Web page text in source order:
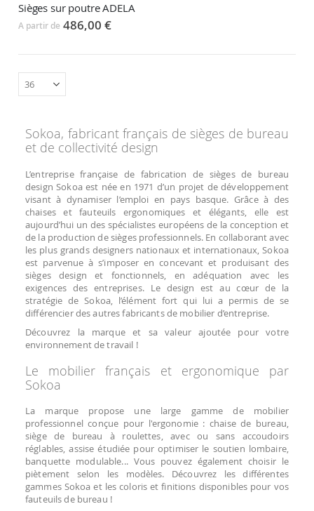
Sièges sur poutre ADELA
A partir de 486,00 €
Sokoa, fabricant français de sièges de bureau
et de collectivité design
L’entreprise française de fabrication de sièges de bureau
design Sokoa est née en 1971 d’un projet de développement
visant à dynamiser l’emploi en pays basque. Grâce à des
chaises et fauteuils ergonomiques et élégants, elle est
aujourd’hui un des spécialistes européens de la conception et
de la production de sièges professionnels. En collaborant avec
les plus grands designers nationaux et internationaux, Sokoa
est parvenue à s’imposer en concevant et produisant des
sièges design et fonctionnels, en adéquation avec les
exigences des entreprises. Le design est au cœur de la
stratégie de Sokoa, l’élément fort qui lui a permis de se
différencier des autres fabricants de mobilier d’entreprise.
Découvrez la marque et sa valeur ajoutée pour votre
environnement de travail !
Le mobilier français et ergonomique par
Sokoa
La marque propose une large gamme de mobilier
professionnel conçue pour l'ergonomie : chaise de bureau,
siège de bureau à roulettes, avec ou sans accoudoirs
réglables, assise étudiée pour optimiser le soutien lombaire,
banquette modulable... Vous pouvez également choisir le
piètement selon les modèles. Découvrez les différentes
gammes Sokoa et les coloris et finitions disponibles pour vos
fauteuils de bureau !